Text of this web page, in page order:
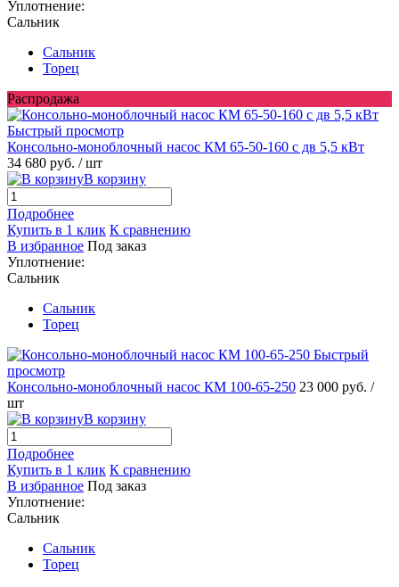
Уплотнение:
Сальник
Сальник
Торец
Распродажа
Быстрый просмотр
Консольно-моноблочный насос КМ 65-50-160 с дв 5,5 кВт
34 680 руб. / шт
В корзину
Подробнее
Купить в 1 клик К сравнению
В избранное Под заказ
Уплотнение:
Сальник
Сальник
Торец
Быстрый
просмотр
Консольно-моноблочный насос КМ 100-65-250 23 000 руб. /
шт
В корзину
Подробнее
Купить в 1 клик К сравнению
В избранное Под заказ
Уплотнение:
Сальник
Сальник
Торец